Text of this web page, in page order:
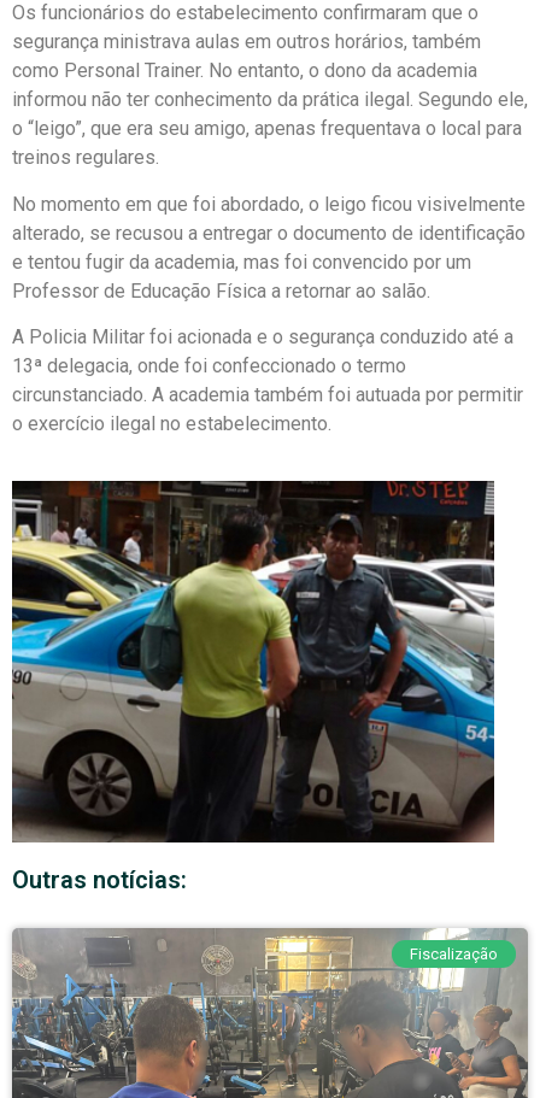
Os funcionários do estabelecimento confirmaram que o
segurança ministrava aulas em outros horários, também
como Personal Trainer. No entanto, o dono da academia
informou não ter conhecimento da prática ilegal. Segundo ele,
o “leigo”, que era seu amigo, apenas frequentava o local para
treinos regulares.
No momento em que foi abordado, o leigo ficou visivelmente
alterado, se recusou a entregar o documento de identificação
e tentou fugir da academia, mas foi convencido por um
Professor de Educação Física a retornar ao salão.
A Policia Militar foi acionada e o segurança conduzido até a
13ª delegacia, onde foi confeccionado o termo
circunstanciado. A academia também foi autuada por permitir
o exercício ilegal no estabelecimento.
Outras notícias:
Fiscalização